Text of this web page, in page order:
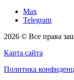
Max
Telegram
2026 © Все права
Карта сайта
Политика